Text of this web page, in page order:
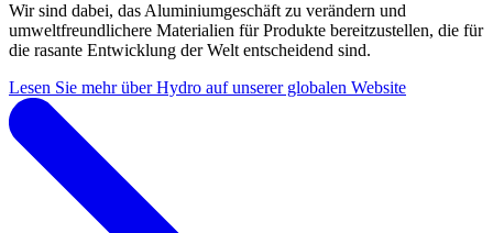
Wir sind dabei, das Aluminiumgeschäft zu verändern und
umweltfreundlichere Materialien für Produkte bereitzustellen, die für
die rasante Entwicklung der Welt entscheidend sind.
Lesen Sie mehr über Hydro auf unserer globalen Website